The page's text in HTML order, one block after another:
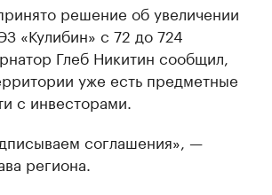
решение об увеличении
«Кулибин» с 72 до 724
Глеб Никитин сообщил,
уже есть предметные
с инвесторами.
соглашения», —
региона.